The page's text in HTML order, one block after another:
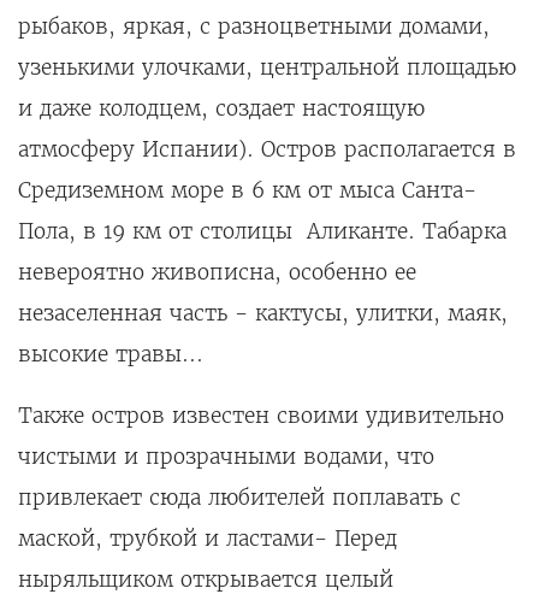
рыбаков, яркая, с разноцветными домами,
узенькими улочками, центральной площадью
и даже колодцем, создает настоящую
атмосферу Испании). Остров располагается в
Средиземном море в 6 км от мыса Санта-
Пола, в 19 км от столицы Аликанте. Табарка
невероятно живописна, особенно ее
незаселенная часть - кактусы, улитки, маяк,
высокие травы...
Также остров известен своими удивительно
чистыми и прозрачными водами, что
привлекает сюда любителей поплавать с
маской, трубкой и ластами- Перед
ныряльщиком открывается целый